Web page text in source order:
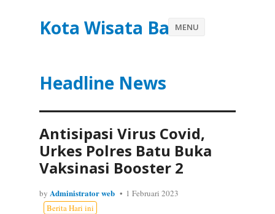
Kota Wisata Batu
Headline News
MENU
Antisipasi Virus Covid,
Urkes Polres Batu Buka
Vaksinasi Booster 2
by Administrator web
1 Februari 2023
Berita Hari ini